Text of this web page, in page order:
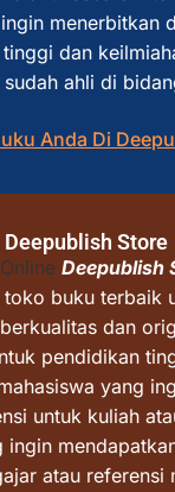
menerbitkan
dan
sudah ahli di
Anda Di
Deepublish Store
Deepublish
toko buku terbaik
dan
pendidikan
yang
untuk kuliah
ingin
atau referensi